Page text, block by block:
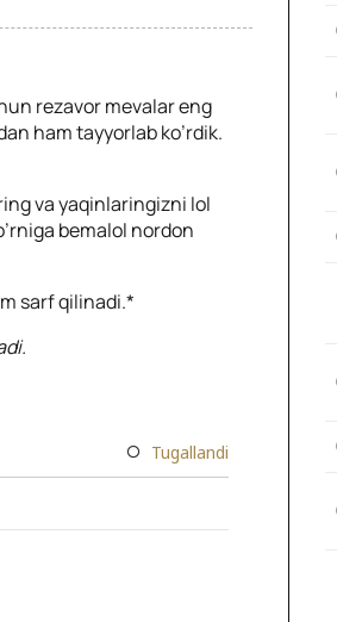
rezavor mevalar eng
ham tayyorlab ko’rdik.
va yaqinlaringizni lol
bemalol nordon
sarf qilinadi.*
Tugallandi